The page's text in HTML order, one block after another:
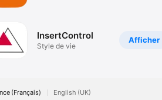
Afficher
InsertControl
Style de vie
(Français) English (UK)